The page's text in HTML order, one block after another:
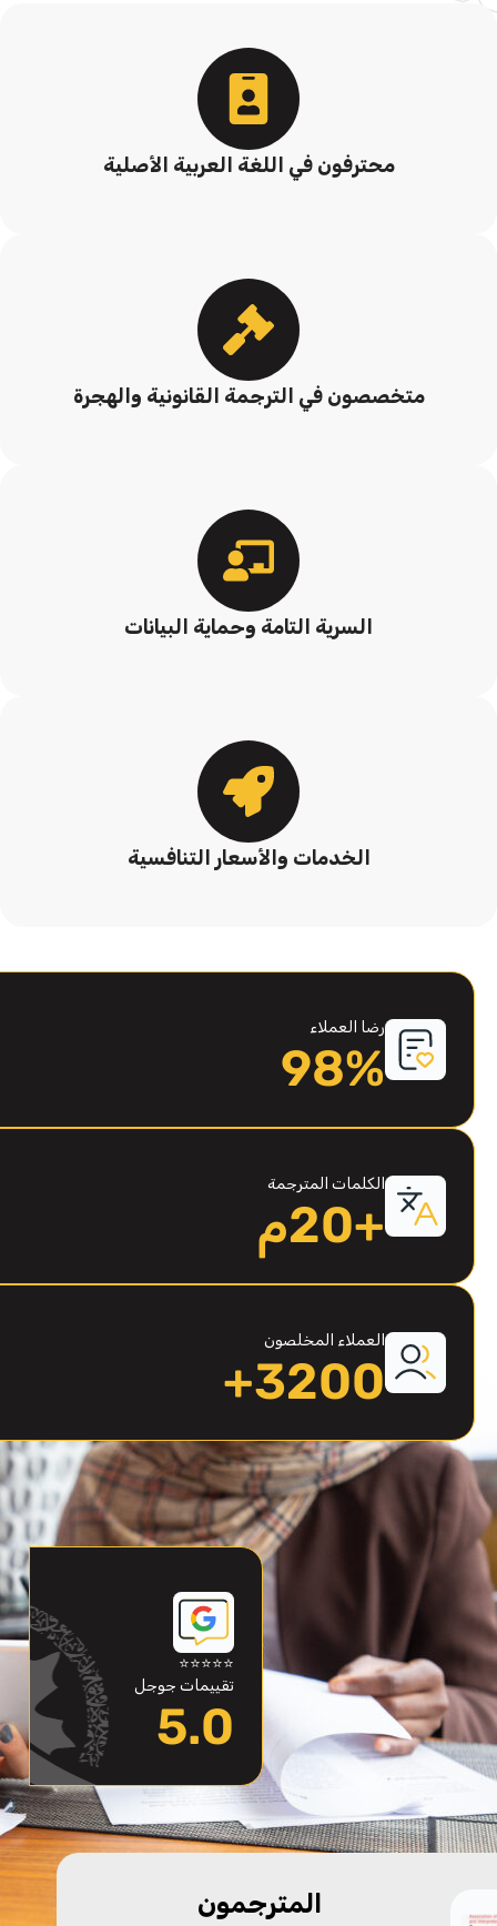
محترفون في اللغة العربية الأصلية
متخصصون في الترجمة القانونية والهجرة
السرية التامة وحماية البيانات
الخدمات والأسعار التنافسية
رضا العملاء
98%
الكلمات المترجمة
+20م
العملاء المخلصون
3200+
⭐⭐⭐⭐⭐
تقييمات جوجل
5.0
المترجمون